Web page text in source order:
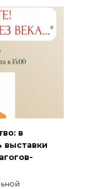
в
выставки